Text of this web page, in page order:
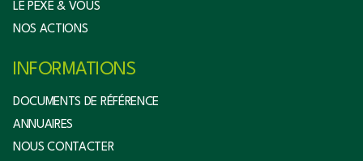
LE PEXE & VOUS
NOS ACTIONS
INFORMATIONS
DOCUMENTS DE RÉFÉRENCE
ANNUAIRES
NOUS CONTACTER